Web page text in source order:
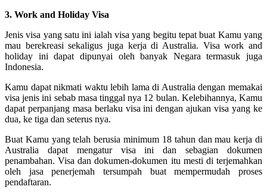
3. Work and Holiday Visa
Jenis visa yang satu ini ialah visa yang begitu tepat buat Kamu yang
mau berekreasi sekaligus juga kerja di Australia. Visa work and
holiday ini dapat dipunyai oleh banyak Negara termasuk juga
Indonesia.
Kamu dapat nikmati waktu lebih lama di Australia dengan memakai
visa jenis ini sebab masa tinggal nya 12 bulan. Kelebihannya, Kamu
dapat perpanjang masa berlaku visa ini dengan ajukan visa yang ke
dua, ke tiga dan seterus nya.
Buat Kamu yang telah berusia minimum 18 tahun dan mau kerja di
Australia dapat mengatur visa ini dan sebagian dokumen
penambahan. Visa dan dokumen-dokumen itu mesti di terjemahkan
oleh jasa penerjemah tersumpah buat mempermudah proses
pendaftaran.